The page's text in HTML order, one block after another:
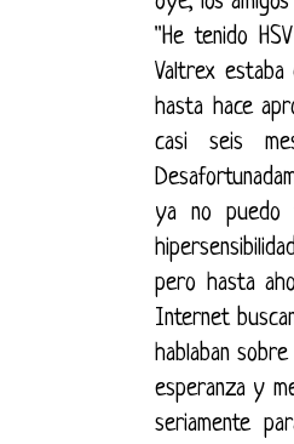
"He tenido
Valtrex estaba
hasta hace
casi seis
ya no puedo
pero hasta
Internet
hablaban
esperanza y
seriamente